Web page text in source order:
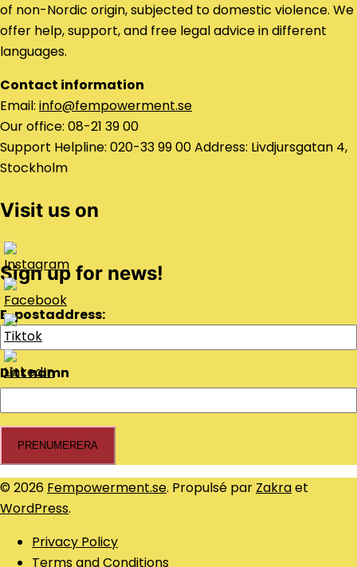
of non-Nordic origin, subjected to domestic violence. We
offer help, support, and free legal advice in different
languages.
Contact information
Email: info@fempowerment.se
Our office: 08-21 39 00
Support Helpline: 020-33 99 00 Address: Livdjursgatan 4,
Stockholm
Visit us on
Sign up for news!
E-postaddress:
Ditt namn
© 2026 Fempowerment.se. Propulsé par Zakraet
WordPress.
Privacy Policy
Terms and Conditions